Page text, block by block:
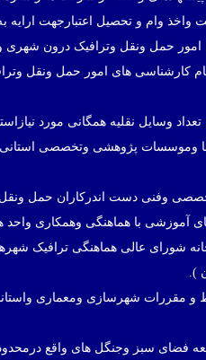
وام و تحصیل اعتبارجهت ارایه
کارشناسی های امور حمل ونقل
ها وموسسات پژوهشی وتخصصی
تخصصی وفنی دست اندرکاران حمل
آموزشی با هماهنگی وهمکاری
و مقررات شهرسازی ومعماری
فضای سبز وجنگل های واقع